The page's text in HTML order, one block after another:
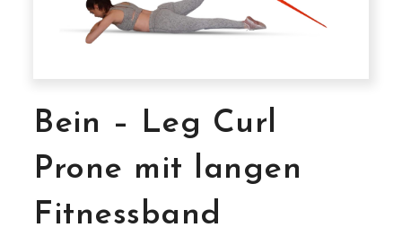
Bein – Leg Curl
Prone mit langen
Fitnessband